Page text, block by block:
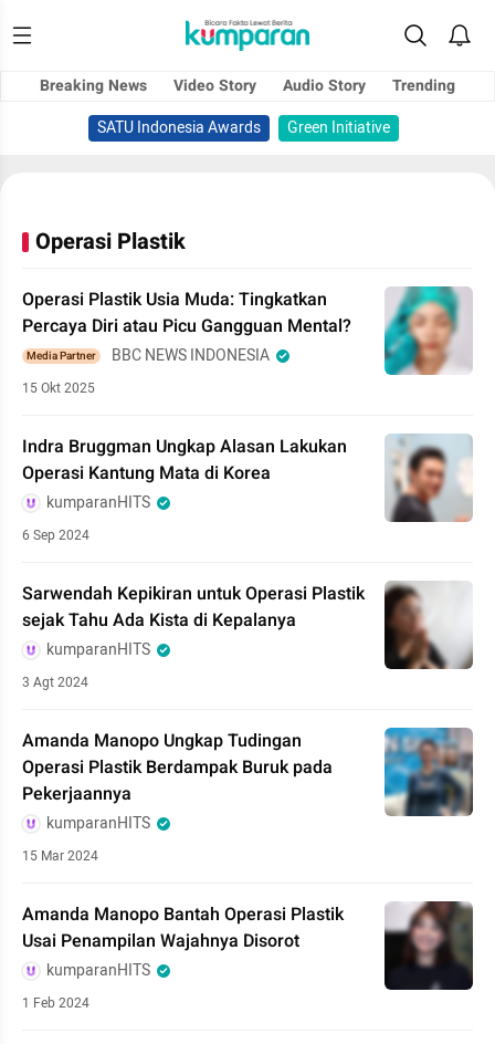
Breaking News Video Story Audio Story
Trending
SATU Indonesia Awards
Green Initiative
Operasi Plastik
Operasi Plastik Usia Muda: Tingkatkan
Percaya Diri atau Picu Gangguan Mental?
Media Partner BBC NEWS INDONESIA
15 Okt 2025
Indra Bruggman Ungkap Alasan Lakukan
Operasi Kantung Mata di Korea
kumparanHITS
6 Sep 2024
Sarwendah Kepikiran untuk Operasi Plastik
sejak Tahu Ada Kista di Kepalanya
kumparanHITS
3 Agt 2024
Amanda Manopo Ungkap Tudingan
Operasi Plastik Berdampak Buruk pada
Pekerjaannya
kumparanHITS
15 Mar 2024
Amanda Manopo Bantah Operasi Plastik
Usai Penampilan Wajahnya Disorot
kumparanHITS
1 Feb 2024